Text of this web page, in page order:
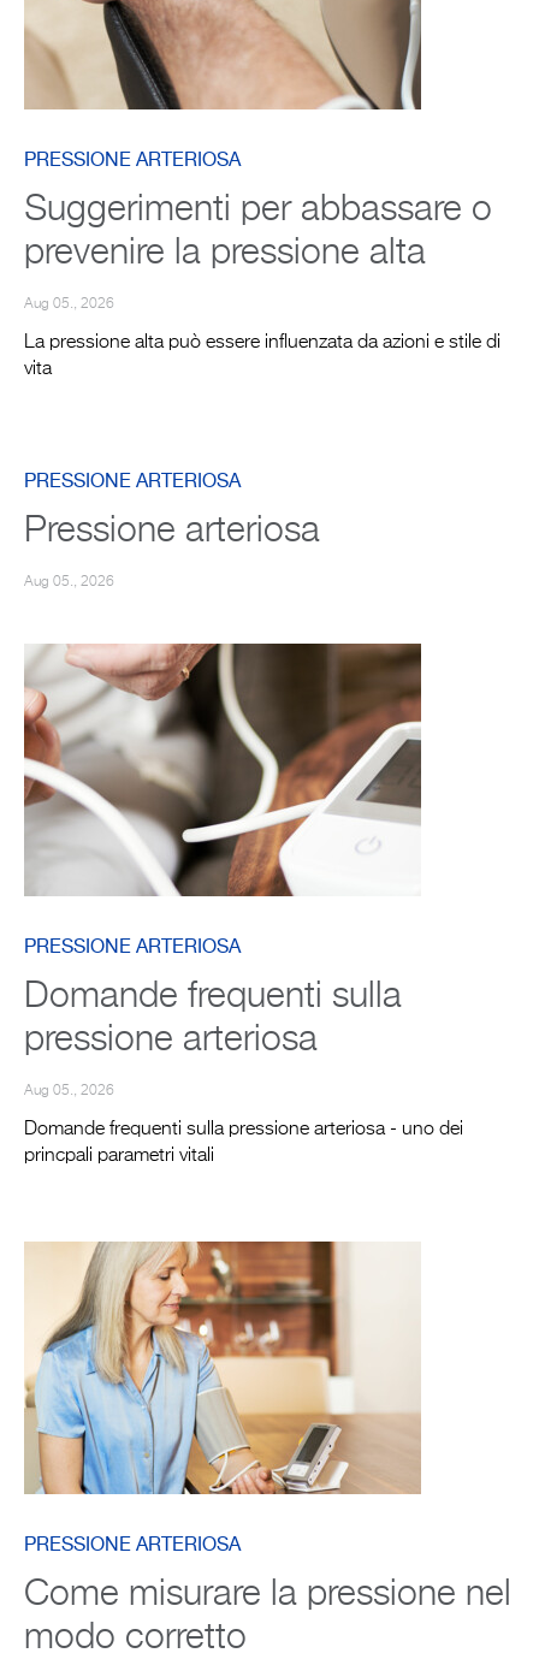
PRESSIONE ARTERIOSA
Suggerimenti per abbassare o
prevenire la pressione alta
Aug 05., 2026
La pressione alta può essere influenzata da azioni e stile di
vita
PRESSIONE ARTERIOSA
Pressione arteriosa
Aug 05., 2026
PRESSIONE ARTERIOSA
Domande frequenti sulla
pressione arteriosa
Aug 05., 2026
Domande frequenti sulla pressione arteriosa - uno dei
princpali parametri vitali
PRESSIONE ARTERIOSA
Come misurare la pressione nel
modo corretto